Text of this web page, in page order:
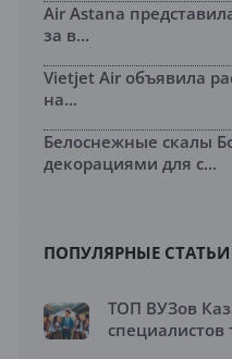
Air Astana
за в...
Vietjet Air объявила
на...
Белоснежные скалы
декорациями для с...
ПОПУЛЯРНЫЕ СТАТЬИ
ТОП ВУЗов
специалистов